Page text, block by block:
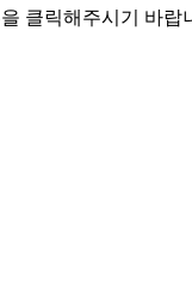
클릭해주시기 바랍